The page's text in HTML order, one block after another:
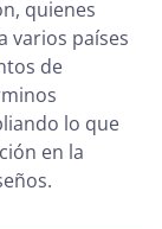
quienes
varios países
de
lo que
en la